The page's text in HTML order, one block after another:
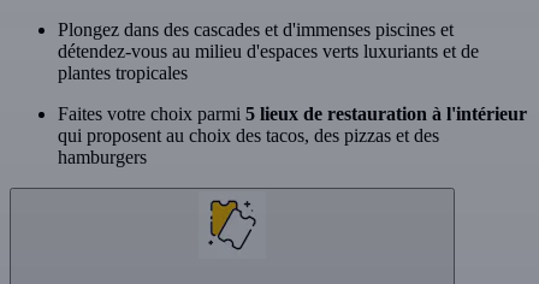
Plongez dans des cascades et d'immenses piscines et
détendez-vous au milieu d'espaces verts luxuriants et de
plantes tropicales
Faites votre choix parmi 5 lieux de restauration à l'intérieur
qui proposent au choix des tacos, des pizzas et des
hamburgers